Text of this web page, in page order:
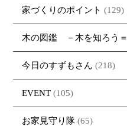
家づくりのポイント (129)
木の図鑑 －木を知ろう＝
今日のすずもさん (218)
EVENT (105)
お家見守り隊 (65)